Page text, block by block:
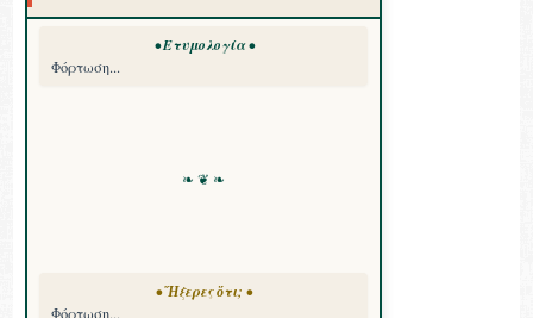
• Ετυμολογία •
Φόρτωση...
❧ ❦ ❧
• Ἤξερες ὅτι; •
Φόρτωση...